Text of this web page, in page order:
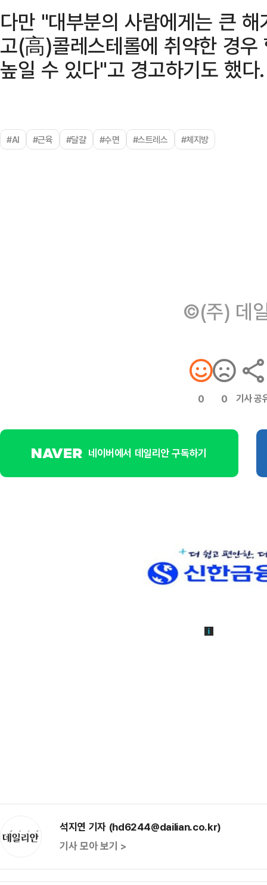
다만 "대부분의 사람에게는 큰
고(高)콜레스테롤에 취약한 경
높일 수 있다"고 경고하기도 했다.
#AI #근육 #달걀 #수면 #스트레스 #체지방
©(주) 데
0 0 기사 공
네이버에서 데일리안 구독하기
석지연 기자 (hd6244@dailian.co.kr)
기사 모아 보기 >